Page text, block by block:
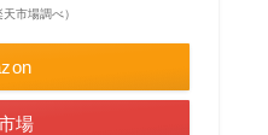
市場調べ）
場